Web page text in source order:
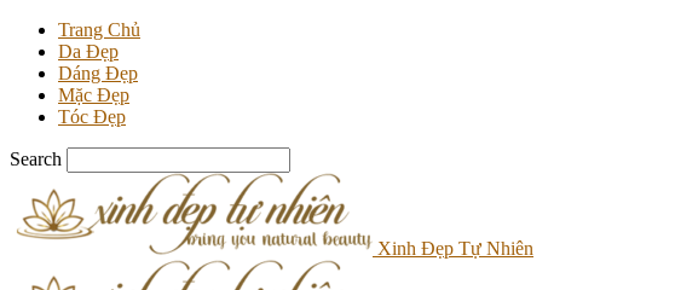
Trang Chủ
Da Đẹp
Dáng Đẹp
Mặc Đẹp
Tóc Đẹp
Search
Xinh Đẹp Tự Nhiên